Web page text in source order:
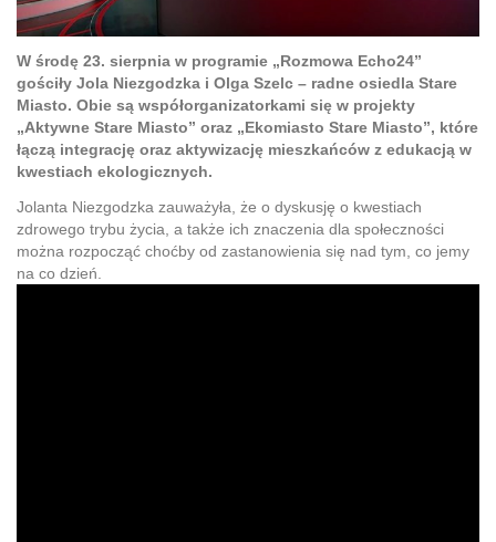
W środę 23. sierpnia w programie „Rozmowa Echo24”
gościły Jola Niezgodzka i Olga Szelc – radne osiedla Stare
Miasto. Obie są współorganizatorkami się w projekty
„Aktywne Stare Miasto” oraz „Ekomiasto Stare Miasto”, które
łączą integrację oraz aktywizację mieszkańców z edukacją w
kwestiach ekologicznych.
Jolanta Niezgodzka zauważyła, że o dyskusję o kwestiach
zdrowego trybu życia, a także ich znaczenia dla społeczności
można rozpocząć choćby od zastanowienia się nad tym, co jemy
na co dzień.